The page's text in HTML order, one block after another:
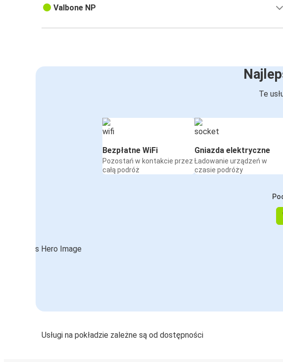
Valbone NP
Te
Bezpłatne WiFi
Pozostań w kontakcie przez
całą podróż
Gniazda elektryczne
Ładowanie urządzeń w
czasie podróży
Usługi na pokładzie zależne są od dostępności